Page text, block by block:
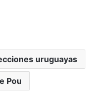
uruguayas
Pou